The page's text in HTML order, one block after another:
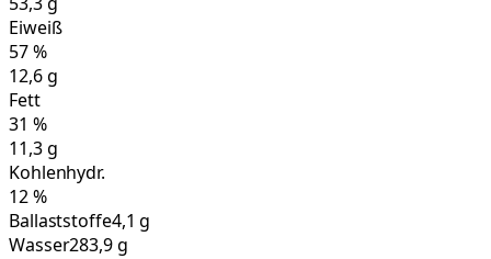
Eiweiß
57%
12,6g
Fett
31 %
11,3g
Kohlenhydr.
12%
Ballaststoffe4,1 g
Wasser283,9 g